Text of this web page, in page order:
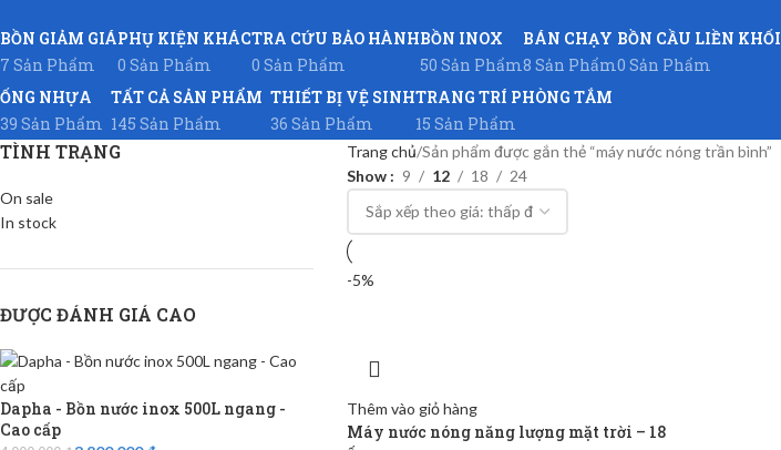
BỒN GIẢM GIÁ
7 Sản Phẩm
PHỤ KIỆN KHÁC
0 Sản Phẩm
TRA CỨU BẢO HÀNH
0 Sản Phẩm
BỒN INOX
50 Sản Phẩm
BÁN CHẠY
8 Sản Phẩm
BỒN CẦU LIỀN KHỐI
0 Sản Phẩm
ỐNG NHỰA
39 Sản Phẩm
TẤT CẢ SẢN PHẨM
145 Sản Phẩm
THIẾT BỊ VỆ SINH
36 Sản Phẩm
TRANG TRÍ PHÒNG TẮM
15 Sản Phẩm
TÌNH TRẠNG
On sale
In stock
ĐƯỢC ĐÁNH GIÁ CAO
Dapha - Bồn nước inox 500L ngang -
Cao cấp
Trang chủ Sản phẩm được gắn thẻ “máy nước nóng trần bình”
Show
9 12 18 24
-5%
Thêm vào giỏ hàng
Máy nước nóng năng lượng mặt trời – 18